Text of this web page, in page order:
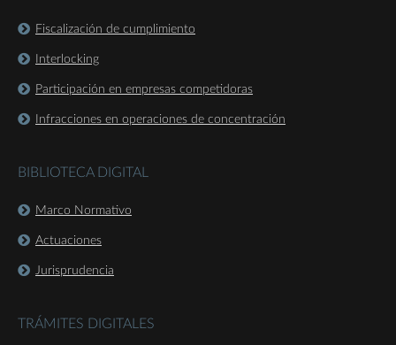
Fiscalización de cumplimiento
Interlocking
Participación en empresas competidoras
Infracciones en operaciones de concentración
BIBLIOTECA DIGITAL
Marco Normativo
Actuaciones
Jurisprudencia
TRÁMITES DIGITALES